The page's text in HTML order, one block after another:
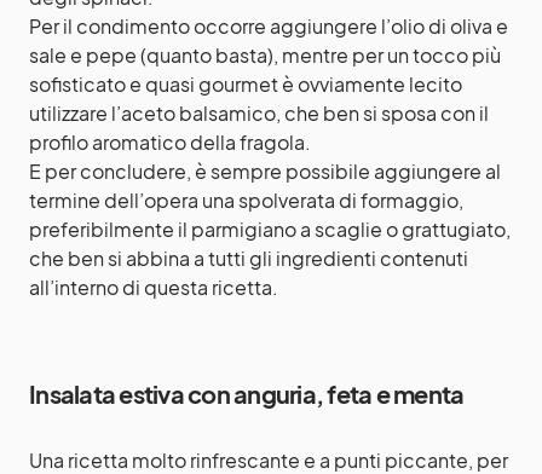
Per il condimento occorre aggiungere l’olio di oliva e
sale e pepe (quanto basta), mentre per un tocco più
sofisticato e quasi gourmet è ovviamente lecito
utilizzare l’aceto balsamico, che ben si sposa con il
profilo aromatico della fragola.
E per concludere, è sempre possibile aggiungere al
termine dell’opera una spolverata di formaggio,
preferibilmente il parmigiano a scaglie o grattugiato,
che ben si abbina a tutti gli ingredienti contenuti
all’interno di questa ricetta.
Insalata estiva con anguria, feta e menta
Una ricetta molto rinfrescante e a punti piccante, per